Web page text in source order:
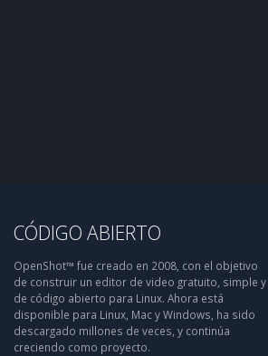
CÓDIGO ABIERTO
OpenShot™ fue creado en 2008, con el objetivo
de construir un editor de video gratuito, simple y
de código abierto para Linux. Ahora está
disponible para Linux, Mac y Windows, ha sido
descargado millones de veces, y continúa
creciendo como proyecto.